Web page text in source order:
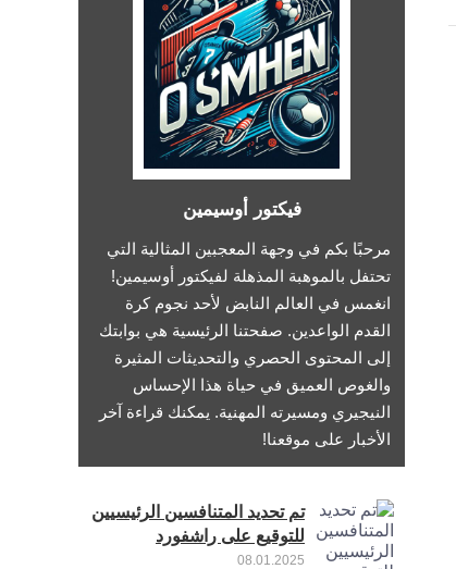
فيكتور أوسيمين
مرحبًا بكم في وجهة المعجبين المثالية التي
تحتفل بالموهبة المذهلة لفيكتور أوسيمين!
انغمس في العالم النابض لأحد نجوم كرة
القدم الواعدين. صفحتنا الرئيسية هي بوابتك
إلى المحتوى الحصري والتحديثات المثيرة
والغوص العميق في حياة هذا الإحساس
النيجيري ومسيرته المهنية. يمكنك قراءة آخر
الأخبار على موقعنا!
تم تحديد المتنافسين الرئيسيين
للتوقيع على راشفورد
08.01.2025